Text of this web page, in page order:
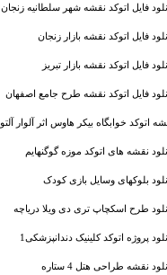
فایل اتوکد نقشه شهر سلطانیه زنجان
فایل اتوکد نقشه بازار زنجان
فایل اتوکد نقشه بازار تبریز
فایل اتوکد نقشه طرح جامع اصفهان
اتوکد خوابگاه بیکر هاوس اثر آلوار آلتو
نقشه های اتوکد موزه گوگنهایم
بلوکهای وسایل بازی کودک
طرح اسکچاپ تری دی ویلا دریاچه
پروژه اتوکد کلینیک دندانپزشکی1
نقشه طراحی هتل 4 ستاره